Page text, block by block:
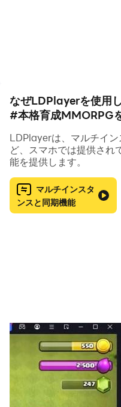
・DMMより低スペック
スマートフォンゲームを
はキーボードとマウスに
ームと同じです。PCゲ
感なくスマートフォンゲ
ます。
PCでスマホゲーム遊ぶ
ーターは何ですか？
パソコンでスマートフォ
るエミュレーターには
「Google Play Games
Player」などがあります
ので、自分に合ったエミ
なぜLDPlayerを使用
#本格育成MMORPG
LDPlayerは、マルチイ
ど、スマホでは提供され
能を提供します。
マルチインスタ
ンスと同期機能